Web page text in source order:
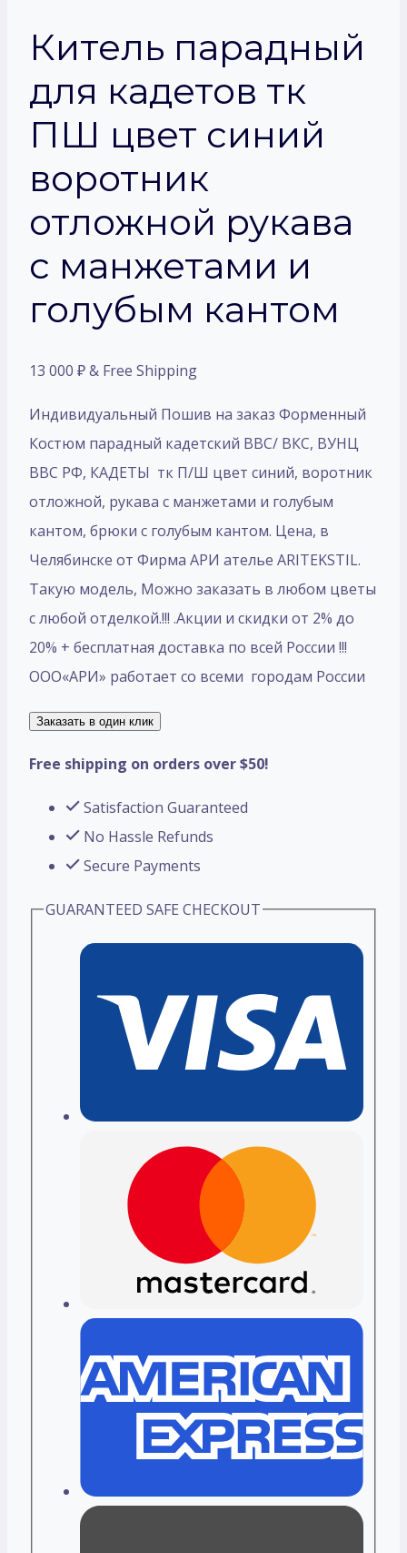
Китель парадный
для кадетов тк
ПШ цвет синий
воротник
отложной рукава
с манжетами и
голубым кантом
13 000 ₽& Free Shipping
Индивидуальный Пошив на заказ Форменный
Костюм парадный кадетский ВВС/ ВКС, ВУНЦ
ВВС РФ, КАДЕТЫ тк П/Ш цвет синий, воротник
отложной, рукава с манжетами и голубым
кантом, брюки с голубым кантом. Цена, в
Челябинске от Фирма АРИ ателье ARITEKSTIL.
Такую модель, Mожно заказать в любом цветы
с любой отделкой.!!! .Акции и скидки от 2% до
20% + бесплатная доставка по всей России !!!
ООО«АРИ» работает со всеми городам России
Заказать в один клик
Free shipping on orders over $50!
Satisfaction Guaranteed
No Hassle Refunds
Secure Payments
GUARANTEED SAFE CHECKOUT